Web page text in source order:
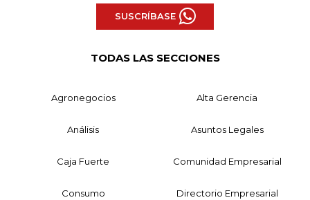
SUSCRÍBASE
TODAS LAS SECCIONES
Agronegocios Alta Gerencia
Análisis Asuntos Legales
Caja Fuerte Comunidad Empresarial
Consumo Directorio Empresarial